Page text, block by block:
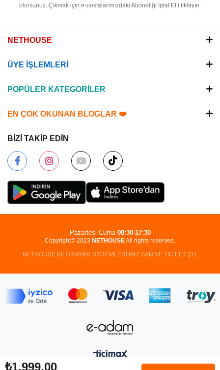
₺1.999,00
olursunuz. Çıkmak için e-postalarımızdaki Aboneliği İptal Et’i tıklayın.
NETHOUSE
ÜYE İŞLEMLERİ
POPÜLER KATEGORİLER
EN ÇOK OKUNAN BLOGLAR ❤️
BİZİ TAKİP EDİN
Copyright© 2023 NETHOUSEAll rights reserved.
NETHOUSE BİLGİSAYAR SİSTEMLERİ PAZ.SAN.VE TİC.LTD.ŞTİ.
Pazartesi-Cuma 08:30-17:30